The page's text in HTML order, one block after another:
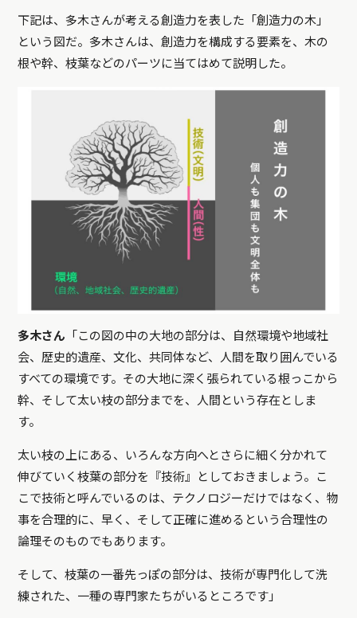
下記は、多木さんが考える創造力を表した「創造力の木」
という図だ。多木さんは、創造力を構成する要素を、木の
根や幹、枝葉などのパーツに当てはめて説明した。
多木さん 「この図の中の大地の部分は、自然環境や地域社
会、歴史的遺産、文化、共同体など、人間を取り囲んでいる
すべての環境です。その大地に深く張られている根っこから
幹、そして太い枝の部分までを、人間という存在としま
す。
太い枝の上にある、いろんな方向へとさらに細く分かれて
伸びていく枝葉の部分を『技術』としておきましょう。こ
こで技術と呼んでいるのは、テクノロジーだけではなく、物
事を合理的に、早く、そして正確に進めるという合理性の
論理そのものでもあります。
そして、枝葉の一番先っぽの部分は、技術が専門化して洗
練された、一種の専門家たちがいるところです」